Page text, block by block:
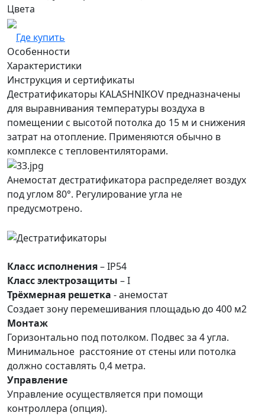
Цвета
Где купить
Особенности
Характеристики
Инструкция и сертификаты
Дестратификаторы KALASHNIKOV предназначены
для выравнивания температуры воздуха в
помещении с высотой потолка до 15 м и снижения
затрат на отопление. Применяются обычно в
комплексе с тепловентиляторами.
Анемостат дестратификатора распределяет воздух
под углом 80°. Регулирование угла не
предусмотрено.
Класс исполнения– IP54
Класс электрозащиты – I
Трёхмерная решетка - анемостат
Создает зону перемешивания площадью до 400 м2
Монтаж
Горизонтально под потолком. Подвес за 4 угла.
Минимальное расстояние от стены или потолка
должно составлять 0,4 метра.
Управление
Управление осуществляется при помощи
контроллера (опция).